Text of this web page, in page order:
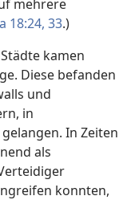
mehrere
18:24, 33.)
kamen
Diese befanden
und
in
In Zeiten
als
konnten,